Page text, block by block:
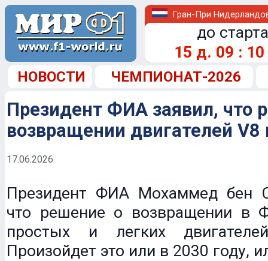
Гран-При
до
15 д. 09 : 10
НОВОСТИ ЧЕМПИОНАТ-2026
Президент ФИА заявил, что
возвращении двигателей V8
17.06.2026
Президент ФИА Мохаммед бен
что решение о возвращении в
простых и легких
Произойдет это или в 2030 году,